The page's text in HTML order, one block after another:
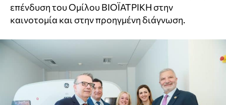
επένδυση του Ομίλου ΒΙΟΪΑΤΡΙΚΗ στην
καινοτομία και στην προηγμένη διάγνωση.